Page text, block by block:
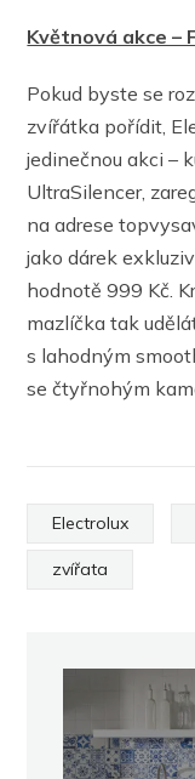
Květnová akce –
Pokud byste se
zvířátka pořídit,
jedinečnou akci –
UltraSilencer,
na adrese
jako dárek
hodnotě 999 Kč.
mazlíčka tak
s lahodným
se čtyřnohým
Electrolux
zvířata